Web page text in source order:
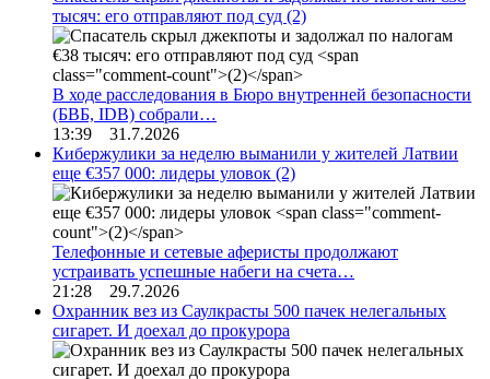
тысяч: его отправляют под суд (2)
В ходе расследования в Бюро внутренней безопасности
(БВБ, IDB) собрали…
13:39 31.7.2026
Кибержулики за неделю выманили у жителей Латвии
еще €357 000: лидеры уловок (2)
Телефонные и сетевые аферисты продолжают
устраивать успешные набеги на счета…
21:28 29.7.2026
Охранник вез из Саулкрасты 500 пачек нелегальных
сигарет. И доехал до прокурора